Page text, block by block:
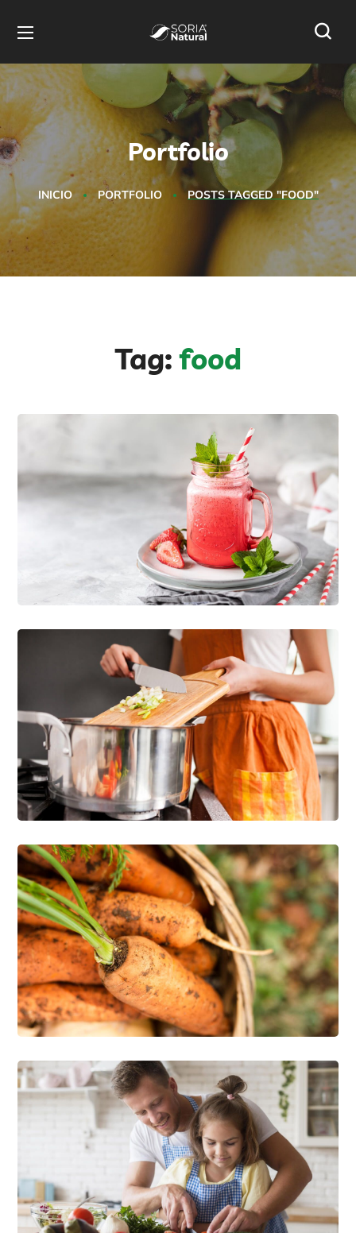
Portfolio
INICIO PORTFOLIO POSTS TAGGED "FOOD"
Tag:food
Get Maximum Vitamins
NATURE ORGANIC
Family Products
FOOD RECIPES
Natural Vegetables
NATURE ORGANIC
Happy Family Cooking
FOOD RECIPES